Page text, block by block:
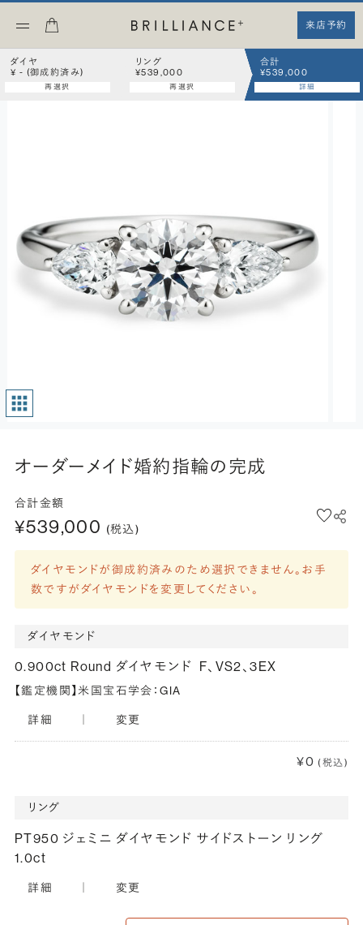
来店予約
ダイヤ
¥ - (御成約済み)
再選択
リング
¥539,000
再選択
合計
¥539,000
詳細
オーダーメイド婚約指輪の完成
合計金額
¥539,000 (税込)
ダイヤモンドが御成約済みのため選択できません。お手
数ですがダイヤモンドを変更してください。
ダイヤモンド
0.900ct Round ダイヤモンド F、VS2、3EX
【鑑定機関】米国宝石学会：GIA
詳細 変更
¥0 (税込)
リング
PT950 ジェミニ ダイヤモンド サイドストーン リング
1.0ct
詳細 変更